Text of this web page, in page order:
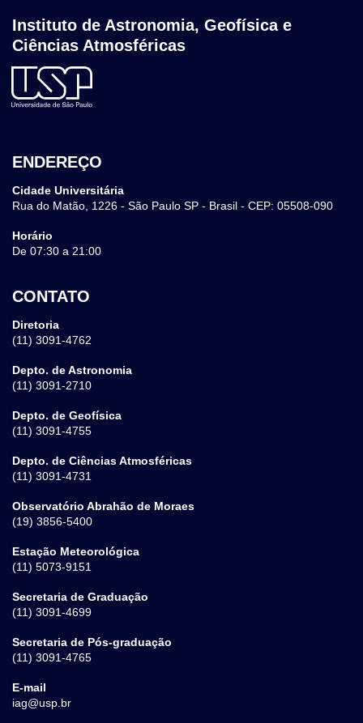
Instituto de Astronomia, Geofísica e
Ciências Atmosféricas
ENDEREÇO
Cidade Universitária
Rua do Matão, 1226 - São Paulo SP - Brasil - CEP: 05508-090
Horário
De 07:30 a 21:00
CONTATO
Diretoria
(11) 3091-4762
Depto. de Astronomia
(11) 3091-2710
Depto. de Geofísica
(11) 3091-4755
Depto. de Ciências Atmosféricas
(11) 3091-4731
Observatório Abrahão de Moraes
(19) 3856-5400
Estação Meteorológica
(11) 5073-9151
Secretaria de Graduação
(11) 3091-4699
Secretaria de Pós-graduação
(11) 3091-4765
E-mail
iag@usp.br